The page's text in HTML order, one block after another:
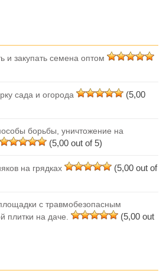
и закупать семена оптом
сада и огорода
(5,00
борьбы, уничтожение на
(5,00 out of 5)
на грядках
(5,00 out of
с травмобезопасным
плитки на даче.
(5,00 out